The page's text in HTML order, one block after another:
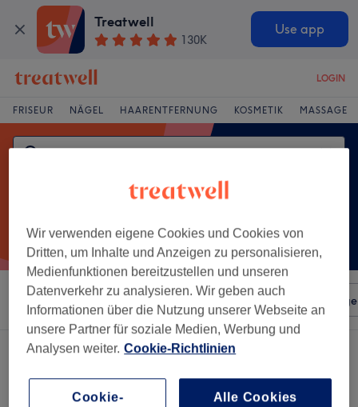
Treatwell
130K
Use app
LOGIN
FRISEUR NÄGEL HAARENTFERNUNG KOSMETIK MASSAGE
Sortieren nach Beliebiger Preis Salons
Ein Salon, der anbietet: paarmassage in Greifswalder Straße, Berlin
Wir verwenden eigene Cookies und Cookies von
Dritten, um Inhalte und Anzeigen zu personalisieren,
Medienfunktionen bereitzustellen und unseren
Datenverkehr zu analysieren. Wir geben auch
Informationen über die Nutzung unserer Webseite an
unsere Partner für soziale Medien, Werbung und
Analysen weiter. Cookie-Richtlinien
Cookie- Alle Cookies